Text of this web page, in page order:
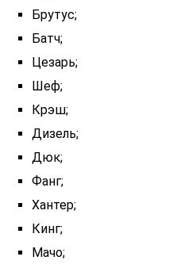
Брутус;
Батч;
Цезарь;
Шеф;
Крэш;
Дизель;
Дюк;
Фанг;
Хантер;
Кинг;
Мачо;